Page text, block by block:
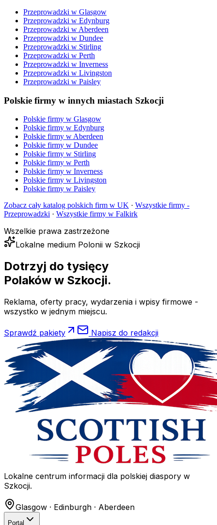
Przeprowadzki w Glasgow
Przeprowadzki w Edynburg
Przeprowadzki w Aberdeen
Przeprowadzki w Dundee
Przeprowadzki w Stirling
Przeprowadzki w Perth
Przeprowadzki w Inverness
Przeprowadzki w Livingston
Przeprowadzki w Paisley
Polskie firmy w innych miastach Szkocji
Polskie firmy w Glasgow
Polskie firmy w Edynburg
Polskie firmy w Aberdeen
Polskie firmy w Dundee
Polskie firmy w Stirling
Polskie firmy w Perth
Polskie firmy w Inverness
Polskie firmy w Livingston
Polskie firmy w Paisley
Zobacz cały katalog polskich firm w UK · Wszystkie firmy -
Przeprowadzki · Wszystkie firmy w Falkirk
Wszelkie prawa zastrzeżone
Lokalne medium Polonii w Szkocji
Dotrzyj do tysięcy
Polaków w Szkocji.
Reklama, oferty pracy, wydarzenia i wpisy firmowe -
wszystko w jednym miejscu.
Sprawdź pakiety Napisz do redakcji
Lokalne centrum informacji dla polskiej diaspory w
Szkocji.
Glasgow · Edinburgh · Aberdeen
Portal